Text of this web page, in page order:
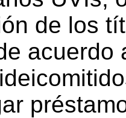
de los
acuerdo